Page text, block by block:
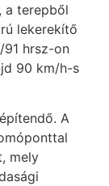
a terepből
lekerekítő
hrsz-on
90 km/h-s
A
mely